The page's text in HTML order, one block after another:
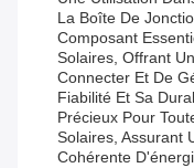
La Boîte De
Composant
Solaires, Offrant
Connecter Et De
Fiabilité Et Sa
Précieux Pour
Solaires, Assurant
Cohérente